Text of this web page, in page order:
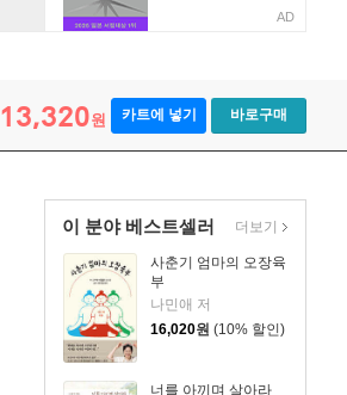
AD
13,320원 카트에 넣기 바로구매
이 분야 베스트셀러
사춘기 엄마의 오장육
부
나민애 저
16,020원 (10% 할인)
너를 아끼며 살아라
더보기